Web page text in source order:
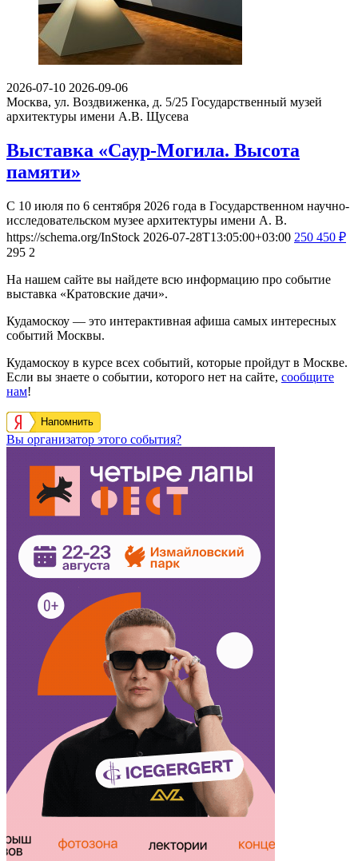
2026-07-10 2026-09-06
Москва, ул. Воздвиженка, д. 5/25 Государственный музей
архитектуры имени А.В. Щусева
Выставка «Саур-Могила. Высота
памяти»
С 10 июля по 6 сентября 2026 года в Государственном научно-
исследовательском музее архитектуры имени А. В.
https://schema.org/InStock 2026-07-28T13:05:00+03:00 250 450 ₽
295 2
На нашем сайте вы найдете всю информацию про событие
выставка «Кратовские дачи».
Кудамоскоу — это интерактивная афиша самых интересных
событий Москвы.
Кудамоскоу в курсе всех событий, которые пройдут в Москве.
Если вы знаете о событии, которого нет на сайте, сообщите
нам!
Напомнить
Вы организатор этого события?